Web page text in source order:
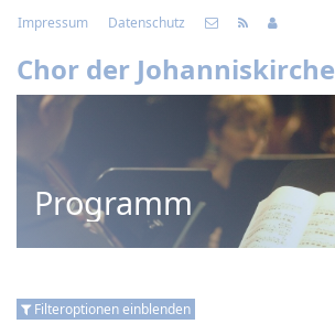
Impressum Datenschutz
Chor der Johanniskirche
Programm
Filteroptionen einblenden